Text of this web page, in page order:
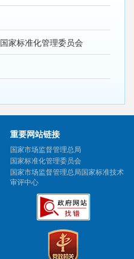
家标准化管理委员会
重要网站链接
国家市场监督管理总局
国家标准化管理委员会
国家市场监督管理总局国家标准技术
审评中心